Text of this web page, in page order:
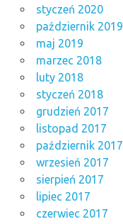
styczeń 2020
październik 2019
maj 2019
marzec 2018
luty 2018
styczeń 2018
grudzień 2017
listopad 2017
październik 2017
wrzesień 2017
sierpień 2017
lipiec 2017
czerwiec 2017